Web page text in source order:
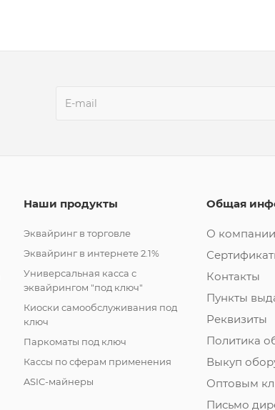
Наши продукты
Эквайринг в торговле
Эквайринг в интернете 2.1%
Универсальная касса с
эквайрингом "под ключ"
Киоски самообслуживания под
ключ
Паркоматы под ключ
Кассы по сферам применения
ASIC-майнеры
Общая
О компании
Контакты
Пункты
Реквизиты
Политика
Выкуп
Оптовым
Письмо